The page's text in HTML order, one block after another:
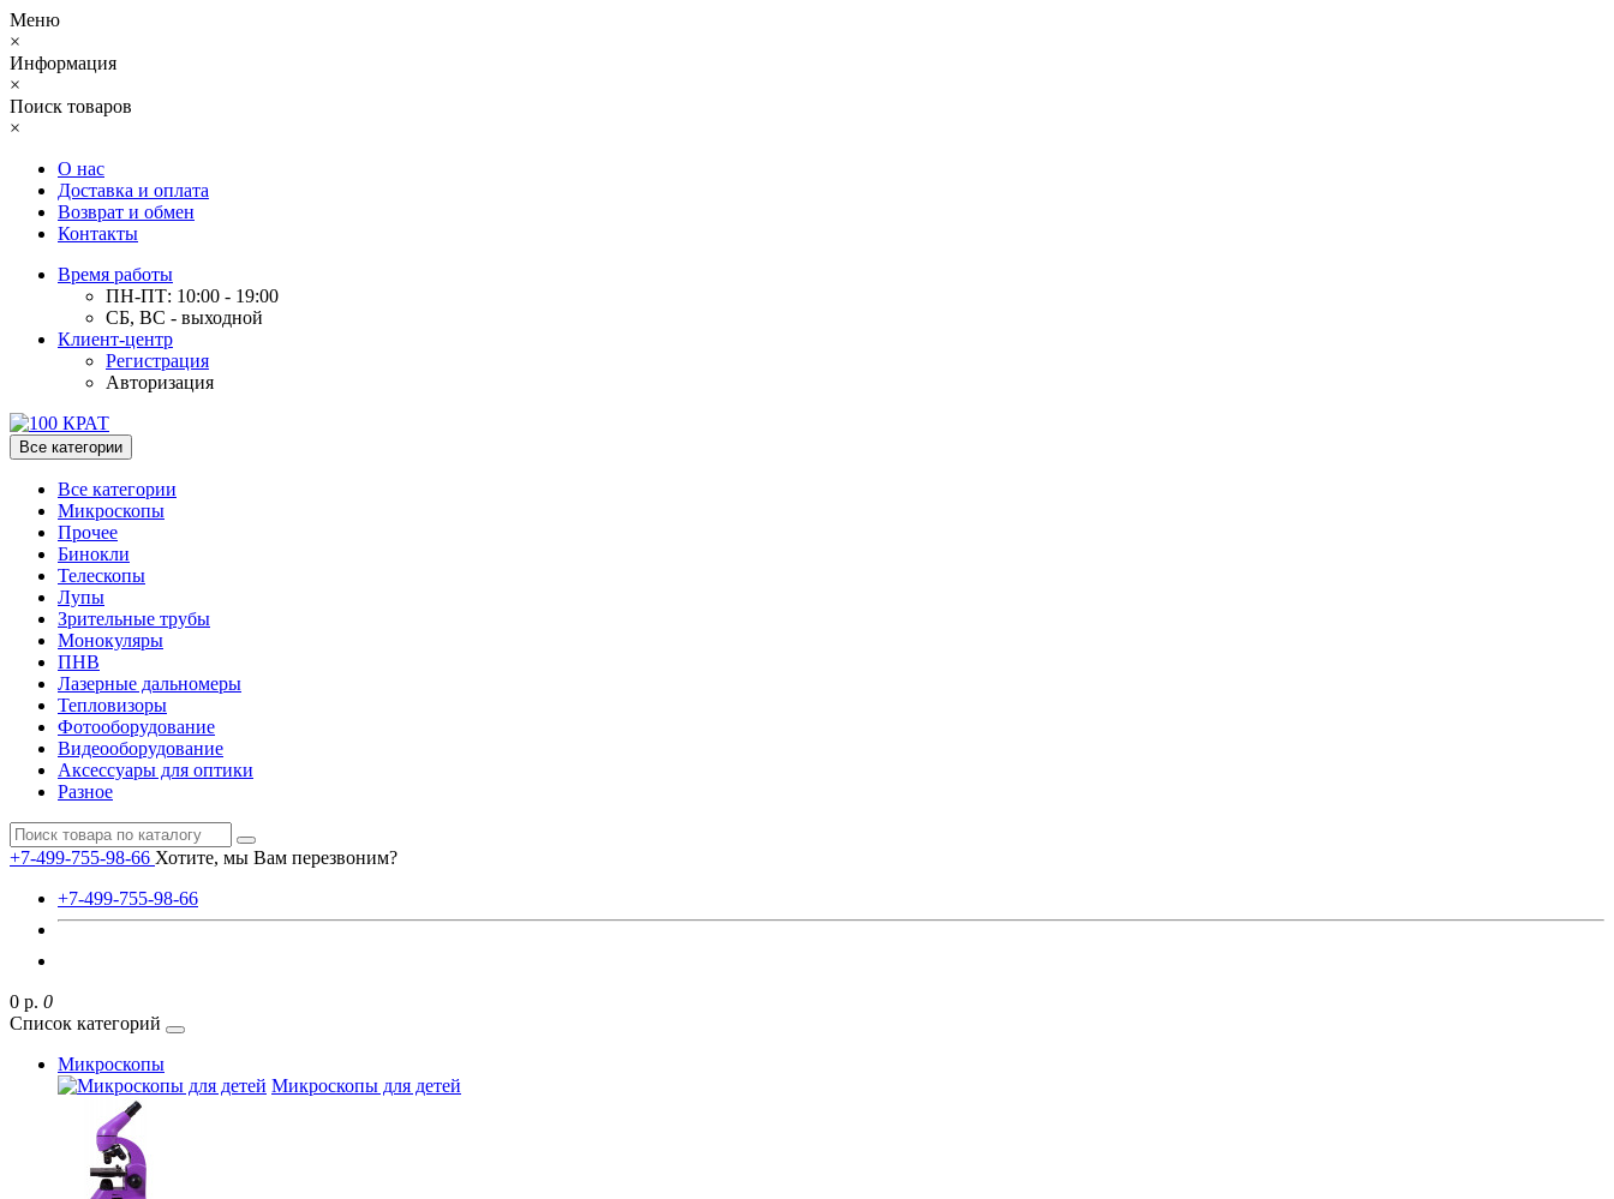
Меню
×
Информация
×
Поиск товаров
×
О нас
Доставка и оплата
Возврат и обмен
Контакты
Время работы
ПН-ПТ: 10:00 - 19:00
СБ, ВС - выходной
Клиент-центр
Регистрация
Авторизация
Все категории
Все категории
Микроскопы
Прочее
Бинокли
Телескопы
Лупы
Зрительные трубы
Монокуляры
ПНВ
Лазерные дальномеры
Тепловизоры
Фотооборудование
Видеооборудование
Аксессуары для оптики
Разное
+7-499-755-98-66 Хотите, мы Вам перезвоним?
+7-499-755-98-66
0 р. 0
Список категорий
Микроскопы
Микроскопы для детей